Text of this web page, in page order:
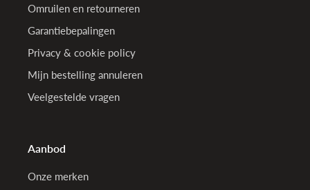
Omruilen en retourneren
Garantiebepalingen
Privacy & cookie policy
Mijn bestelling annuleren
Veelgestelde vragen
Aanbod
Onze merken